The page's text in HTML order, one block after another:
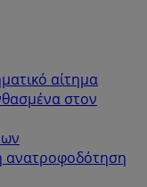
αίτημα
στον
ανατροφοδότηση